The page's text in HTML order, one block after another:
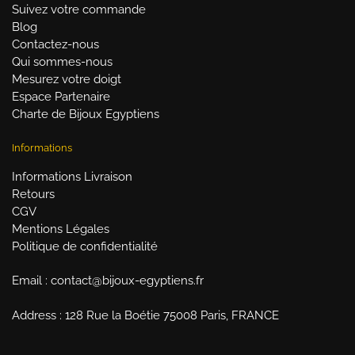
Suivez votre commande
Blog
Contactez-nous
Qui sommes-nous
Mesurez votre doigt
Espace Partenaire
Charte de Bijoux Egyptiens
Informations
Informations Livraison
Retours
CGV
Mentions Légales
Politique de confidentialité
Email : contact@bijoux-egyptiens.fr
Address : 128 Rue la Boétie 75008 Paris, FRANCE